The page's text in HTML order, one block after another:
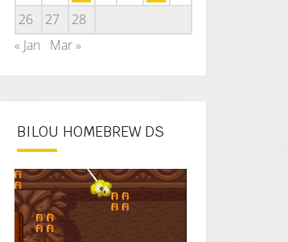
26
27
28
« Jan
Mar »
BILOU HOMEBREW DS